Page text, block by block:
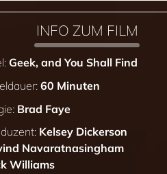
INFO ZUM FILM
Geek, and You Shall Find
60 Minuten
Brad Faye
Kelsey Dickerson
Navaratnasingham
Williams